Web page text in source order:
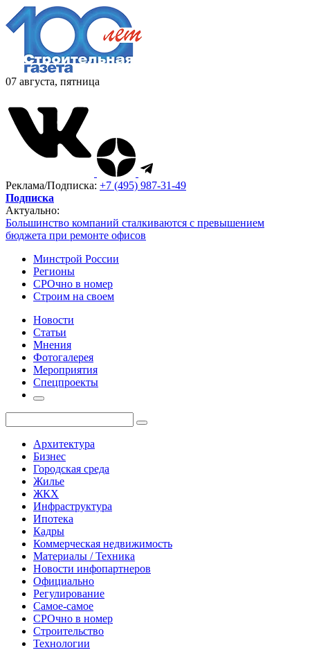
07 августа, пятница
Реклама/Подписка: +7 (495) 987-31-49
Подписка
Актуально:
Большинство компаний сталкиваются с превышением
бюджета при ремонте офисов
Минстрой России
Регионы
СРОчно в номер
Строим на своем
Новости
Статьи
Мнения
Фотогалерея
Мероприятия
Спецпроекты
Архитектура
Бизнес
Городская среда
Жилье
ЖКХ
Инфраструктура
Ипотека
Кадры
Коммерческая недвижимость
Материалы / Техника
Новости инфопартнеров
Официально
Регулирование
Самое-самое
СРОчно в номер
Строительство
Технологии